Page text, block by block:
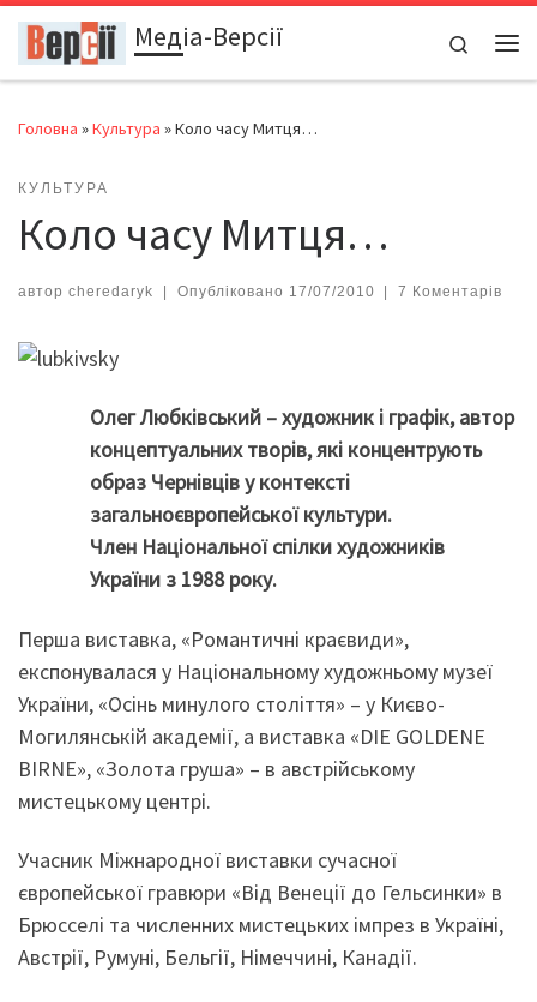
Перейти до вмістуМедіа-Версії
Search
Головна »Культура »Коло часу Митця…
КУЛЬТУРА
Коло часу Митця…
автор cheredaryk | Опубліковано 17/07/2010 | 7 Коментарів
Олег Любківський – художник і графік, автор
концептуальних творів, які концентрують
образ Чернівців у контексті
загальноєвропейської культури.
Член Національної спілки художників
України з 1988 року.
Перша виставка, «Романтичні краєвиди»,
експонувалася у Національному художньому музеї
України, «Осінь минулого століття» – у Києво-
Могилянській академії, а виставка «DIE GOLDENE
BIRNE», «Золота груша» – в австрійському
мистецькому центрі.
Учасник Міжнародної виставки сучасної
європейської гравюри «Від Венеції до Гельсинки» в
Брюсселі та численних мистецьких імпрез в Україні,
Австрії, Румуні, Бельгії, Німеччині, Канадії.